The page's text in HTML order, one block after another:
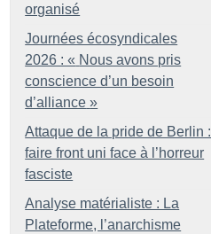
organisé
Journées écosyndicales
2026 : « Nous avons pris
conscience d’un besoin
d’alliance »
Attaque de la pride de Berlin :
faire front uni face à l’horreur
fasciste
Analyse matérialiste : La
Plateforme, l’anarchisme